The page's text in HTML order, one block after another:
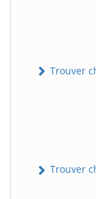
Trouver
Trouver